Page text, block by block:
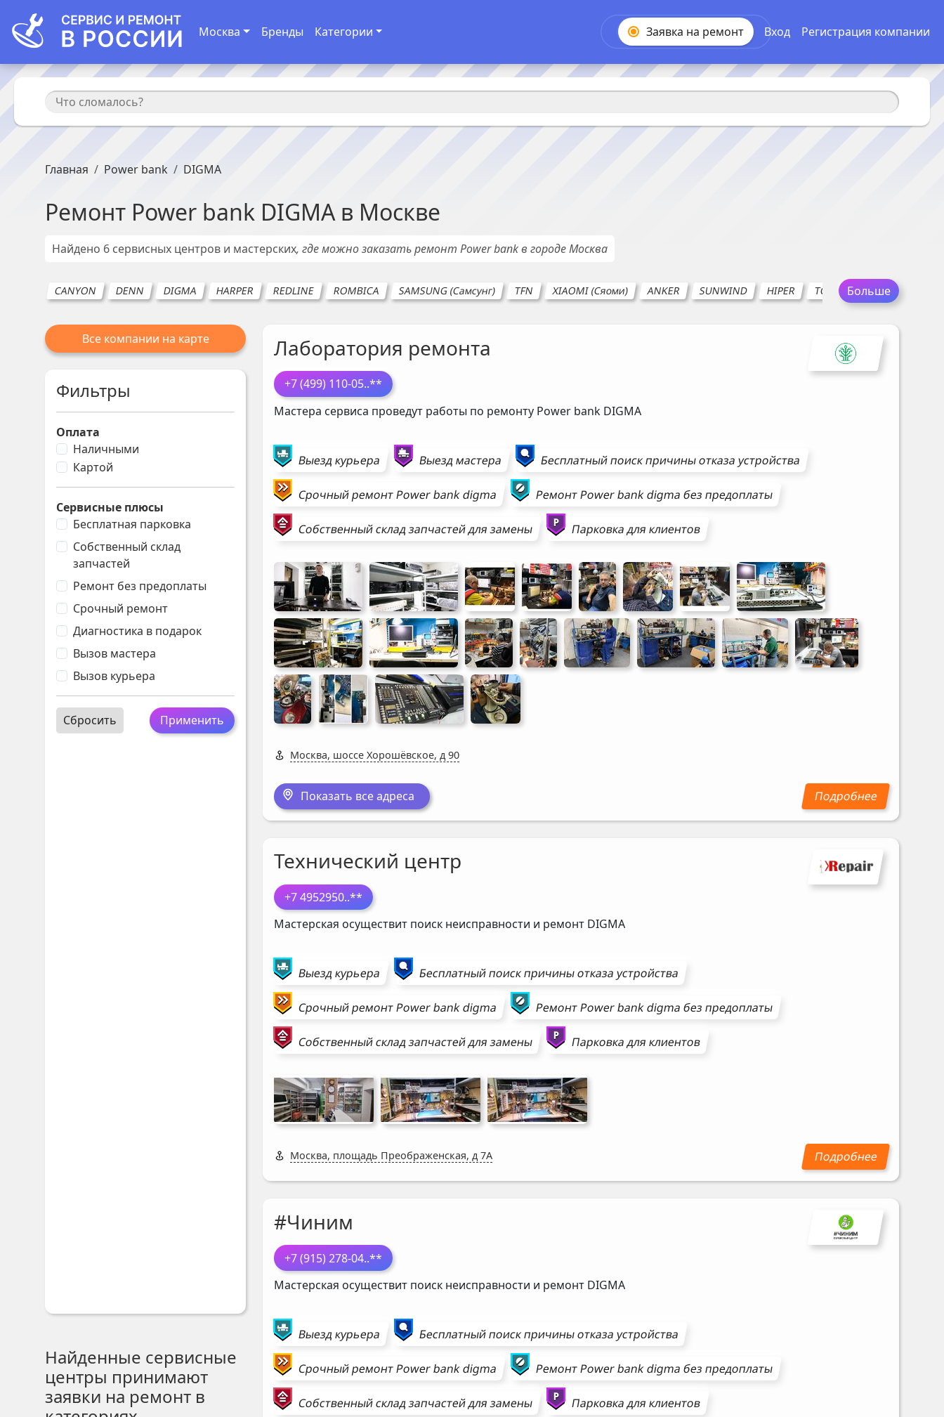
Москва Бренды Категории Заявка на ремонт Вход Регистрация компании
Главная Power bank DIGMA
Ремонт Power bank DIGMAв Москве
Найдено 6 сервисных центров и мастерских, где можно заказать ремонт Power bankв городеМосква
CANYON DENN DIGMA HARPER REDLINE ROMBICA SAMSUNG (Самсунг) TFN XIAOMI (Сяоми) ANKER SUNWIND HIPER TOPON BURO
Больше
Все компании на карте
Фильтры
Оплата
Наличными
Картой
Сервисные плюсы
Бесплатная парковка
Собственный склад
запчастей
Ремонт без предоплаты
Срочный ремонт
Диагностика в подарок
Вызов мастера
Вызов курьера
Применить
Сбросить
Найденные сервисные
центры принимают
заявки на ремонт в
Лаборатория ремонта
+7 (499) 110-05..**
Мастера сервиса проведут работы по ремонту Power bank DIGMA
Выезд курьера Выезд мастера Бесплатный поиск причины отказа устройства
Срочный ремонтPower bankdigma РемонтPower bankdigmaбез предоплаты
Собственный склад запчастей для замены Парковка для клиентов
Москва, шоссе Хорошёвское, д 90
Показать все адреса
Технический центр
+7 4952950..**
Мастерская осуществит поиск неисправности и ремонт DIGMA
Выезд курьера Бесплатный поиск причины отказа устройства
Срочный ремонтPower bankdigma РемонтPower bankdigmaбез предоплаты
Собственный склад запчастей для замены Парковка для клиентов
Москва, площадь Преображенская, д 7А
#Чиним
+7 (915) 278-04..**
Мастерская осуществит поиск неисправности и ремонт DIGMA
Выезд курьера Бесплатный поиск причины отказа устройства
Срочный ремонтPower bankdigma РемонтPower bankdigmaбез предоплаты
Собственный склад запчастей для замены Парковка для клиентов